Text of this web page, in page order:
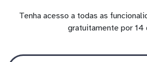
Tenha acesso a todas as
gratuitamente por 14